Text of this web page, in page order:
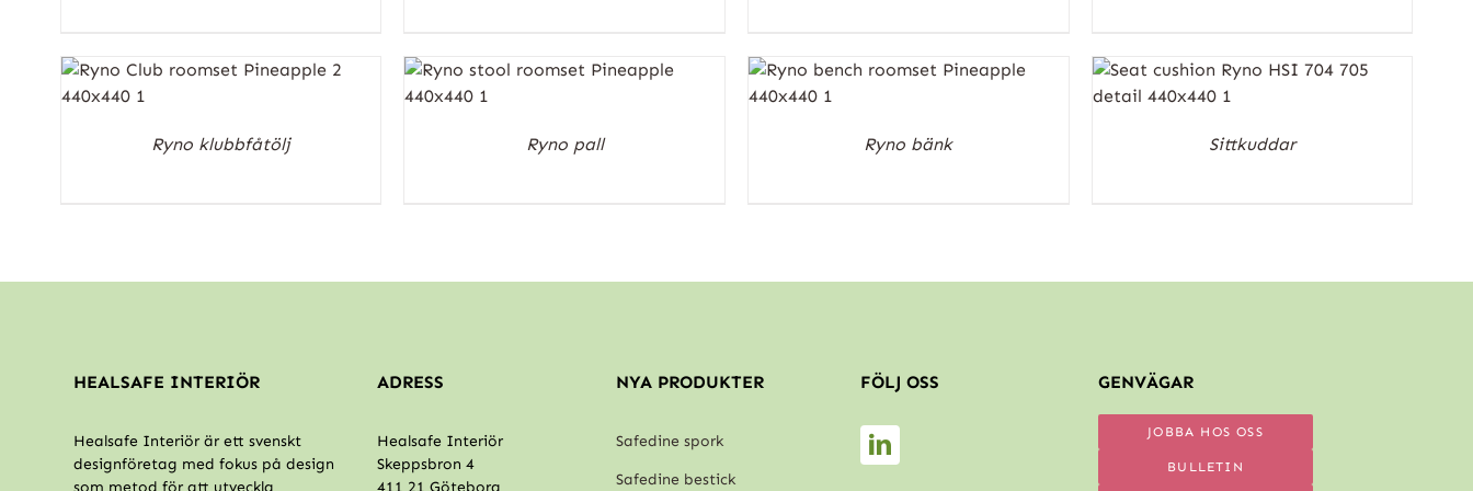
Ryno klubbfåtölj Ryno pall Ryno bänk Sittkuddar
HEALSAFE INTERIÖR
Healsafe Interiör är ett svenskt
designföretag med fokus på design
som metod för att utveckla
ADRESS
Healsafe Interiör
Skeppsbron 4
411 21 Göteborg
NYA PRODUKTER
Safedine spork
Safedine bestick
FÖLJ OSS GENVÄGAR
JOBBA HOS OSS
BULLETIN